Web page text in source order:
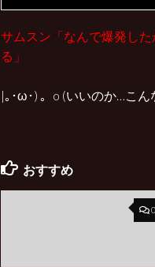
サムスン「なんで爆発し
る」
|｡･ω･) 。o (いいのか…こん
おすすめ
0